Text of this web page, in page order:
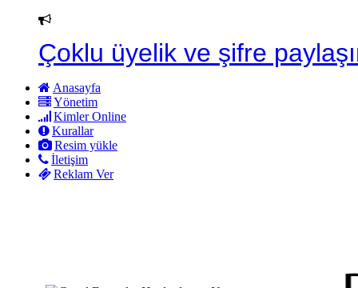
Çoklu üyelik ve şifre
Anasayfa
Yönetim
Kimler Online
Kurallar
Resim yükle
İletişim
Reklam Ver